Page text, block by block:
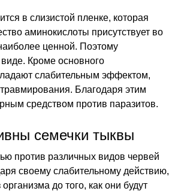
в слизистой пленке, которая
аминокислоты присутствует во
ценной. Поэтому
Кроме основного
слабительным эффектом,
Благодаря этим
средством против паразитов.
семечки тыквы
против различных видов червей
своему слабительному действию,
до того, как они будут